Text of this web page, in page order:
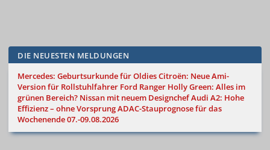
DIE NEUESTEN MELDUNGEN
Mercedes: Geburtsurkunde für OldiesCitroën: Neue Ami-
Version für Rollstuhlfahrer Ford Ranger Holly Green: Alles im
grünen Bereich? Nissan mit neuem DesignchefAudi A2: Hohe
Effizienz – ohne VorsprungADAC-Stauprognose für das
Wochenende 07.-09.08.2026